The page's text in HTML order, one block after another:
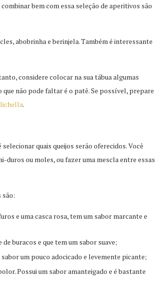
bem com essa seleção de aperitivos são
abobrinha e berinjela. Também é interessante
considere colocar na sua tábua algumas
não pode faltar é o patê. Se possível, prepare
.
quais queijos serão oferecidos. Você
duros ou moles, ou fazer uma mescla entre essas
são:
e uma casca rosa, tem um sabor marcante e
buracos e que tem um sabor suave;
um pouco adocicado e levemente picante;
Possui um sabor amanteigado e é bastante